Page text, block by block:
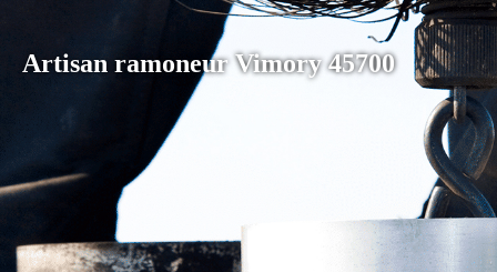
Artisan ramoneur Vimory 45700